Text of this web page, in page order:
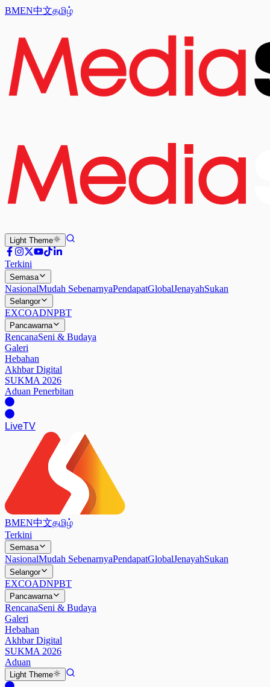
BMEN中文தமிழ்
Light Theme
Terkini
Semasa
NasionalMudah SebenarnyaPendapatGlobalJenayahSukan
Selangor
EXCOADNPBT
Pancawarna
RencanaSeni & Budaya
Galeri
Hebahan
Akhbar Digital
SUKMA 2026
Aduan Penerbitan
LiveTV
BMEN中文தமிழ்
Terkini
Semasa
NasionalMudah SebenarnyaPendapatGlobalJenayahSukan
Selangor
EXCOADNPBT
Pancawarna
RencanaSeni & Budaya
Galeri
Hebahan
Akhbar Digital
SUKMA 2026
Aduan
Light Theme